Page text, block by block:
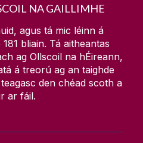
NA GAILLIMHE
agus tá mic léinn á
181 bliain. Tá aitheantas
ag Ollscoil na hÉireann,
á treorú ag an taighde
den chéad scoth a
ar fáil.